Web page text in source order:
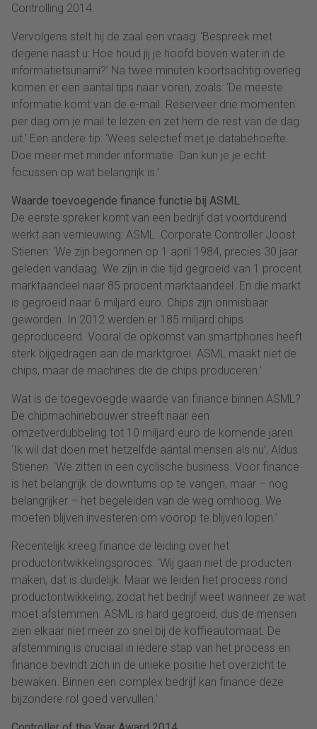
Controlling 2014.
Vervolgens stelt hij de zaal een vraag: ‘Bespreek met
degene naast u: Hoe houd jij je hoofd boven water in de
informatietsunami?’ Na twee minuten koortsachtig overleg
komen er een aantal tips naar voren, zoals: ‘De meeste
informatie komt van de e-mail. Reserveer drie momenten
per dag om je mail te lezen en zet hem de rest van de dag
uit.’ Een andere tip: ‘Wees selectief met je databehoefte.
Doe meer met minder informatie. Dan kun je je echt
focussen op wat belangrijk is.’
Waarde toevoegende finance functie bij ASML
De eerste spreker komt van een bedrijf dat voortdurend
werkt aan vernieuwing: ASML. Corporate Controller Joost
Stienen: ‘We zijn begonnen op 1 april 1984, precies 30 jaar
geleden vandaag. We zijn in die tijd gegroeid van 1 procent
marktaandeel naar 85 procent marktaandeel. En die markt
is gegroeid naar 6 miljard euro. Chips zijn onmisbaar
geworden. In 2012 werden er 185 miljard chips
geproduceerd. Vooral de opkomst van smartphones heeft
sterk bijgedragen aan de marktgroei. ASML maakt niet de
chips, maar de machines die de chips produceren.’
Wat is de toegevoegde waarde van finance binnen ASML?
De chipmachinebouwer streeft naar een
omzetverdubbeling tot 10 miljard euro de komende jaren.
‘Ik wil dat doen met hetzelfde aantal mensen als nu’, Aldus
Stienen. ‘We zitten in een cyclische business. Voor finance
is het belangrijk de downturns op te vangen, maar – nog
belangrijker – het begeleiden van de weg omhoog. We
moeten blijven investeren om voorop te blijven lopen.’
Recentelijk kreeg finance de leiding over het
productontwikkelingsproces. ‘Wij gaan niet de producten
maken, dat is duidelijk. Maar we leiden het process rond
productontwikkeling, zodat het bedrijf weet wanneer ze wat
moet afstemmen. ASML is hard gegroeid, dus de mensen
zien elkaar niet meer zo snel bij de koffieautomaat. De
afstemming is cruciaal in iedere stap van het process en
finance bevindt zich in de unieke positie het overzicht te
bewaken. Binnen een complex bedrijf kan finance deze
bijzondere rol goed vervullen.’